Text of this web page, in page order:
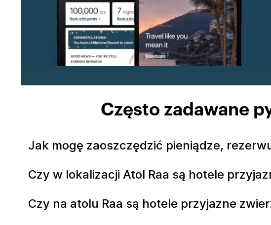
Często zadawane
Jak mogę zaoszczędzić pieniądze,
Czy w lokalizacji Atol Raa są hotele
Czy na atolu Raa są hotele przyjazne